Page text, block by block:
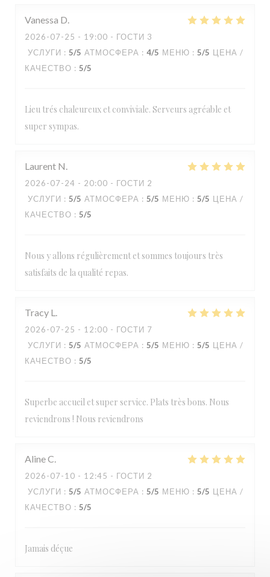
Vanessa D
2026-07-25 - 19:00 - ГОСТИ 3
УСЛУГИ : 5/5 АТМОСФЕРА : 4/5 МЕНЮ : 5/5 ЦЕНА /
КАЧЕСТВО : 5/5
Lieu trés chaleureux et conviviale. Serveurs agréable et
super sympas.
Laurent N
2026-07-24 - 20:00 - ГОСТИ 2
УСЛУГИ : 5/5 АТМОСФЕРА : 5/5 МЕНЮ : 5/5 ЦЕНА /
КАЧЕСТВО : 5/5
Nous y allons régulièrement et sommes toujours très
satisfaits de la qualité repas.
Tracy L
2026-07-25 - 12:00 - ГОСТИ 7
УСЛУГИ : 5/5 АТМОСФЕРА : 5/5 МЕНЮ : 5/5 ЦЕНА /
КАЧЕСТВО : 5/5
Superbe accueil et super service. Plats très bons. Nous
reviendrons ! Nous reviendrons
AlineC
2026-07-10 - 12:45 - ГОСТИ 2
УСЛУГИ : 5/5 АТМОСФЕРА : 5/5 МЕНЮ : 5/5 ЦЕНА /
КАЧЕСТВО : 5/5
Jamais déçue
Loos'Taminet